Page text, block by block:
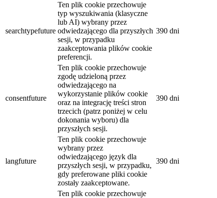
searchtypefuture
Ten plik cookie przechowuje
typ wyszukiwania (klasyczne
lub AI) wybrany przez
odwiedzającego dla przyszłych
sesji, w przypadku
zaakceptowania plików cookie
preferencji.
390 dni
consentfuture
Ten plik cookie przechowuje
zgodę udzieloną przez
odwiedzającego na
wykorzystanie plików cookie
oraz na integrację treści stron
trzecich (patrz poniżej w celu
dokonania wyboru) dla
przyszłych sesji.
390 dni
langfuture
Ten plik cookie przechowuje
wybrany przez
odwiedzającego język dla
przyszłych sesji, w przypadku,
gdy preferowane pliki cookie
zostały zaakceptowane.
390 dni
Ten plik cookie przechowuje